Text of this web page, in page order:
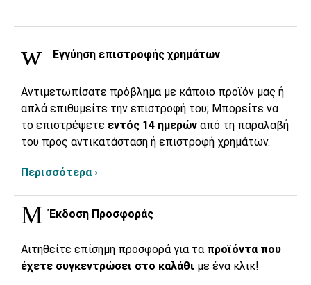
Εγγύηση επιστροφής χρημάτων
Αντιμετωπίσατε πρόβλημα με κάποιο προϊόν μας ή
απλά επιθυμείτε την επιστροφή του; Μπορείτε να
το επιστρέψετε εντός 14 ημερών από τη παραλαβή
του προς αντικατάσταση ή επιστροφή χρημάτων.
Περισσότερα ›
Έκδοση Προσφοράς
Αιτηθείτε επίσημη προσφορά για τα προϊόντα που
έχετε συγκεντρώσει στο καλάθι με ένα κλικ!